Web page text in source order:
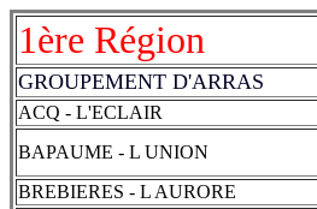
1ère Région
GROUPEMENT D'ARRAS
ACQ - L'ECLAIR
BAPAUME - L UNION
BREBIERES - L AURORE